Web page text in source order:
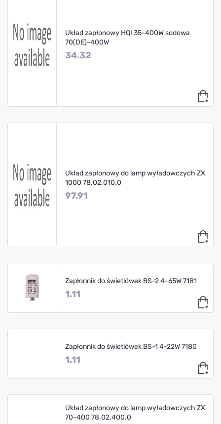
Układ zapłonowy HQI 35-400W sodowa
70(DE)-400W
34.32
Układ zapłonowy do lamp wyładowczych ZX
1000 78.02.010.0
97.91
Zapłonnik do świetlówek BS-2 4-65W 7181
1.11
Zapłonnik do świetlówek BS-1 4-22W 7180
1.11
Układ zapłonowy do lamp wyładowczych ZX
70-400 78.02.400.0